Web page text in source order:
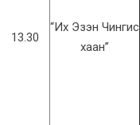
13.30
“Их Эзэн Чингис
хаан”